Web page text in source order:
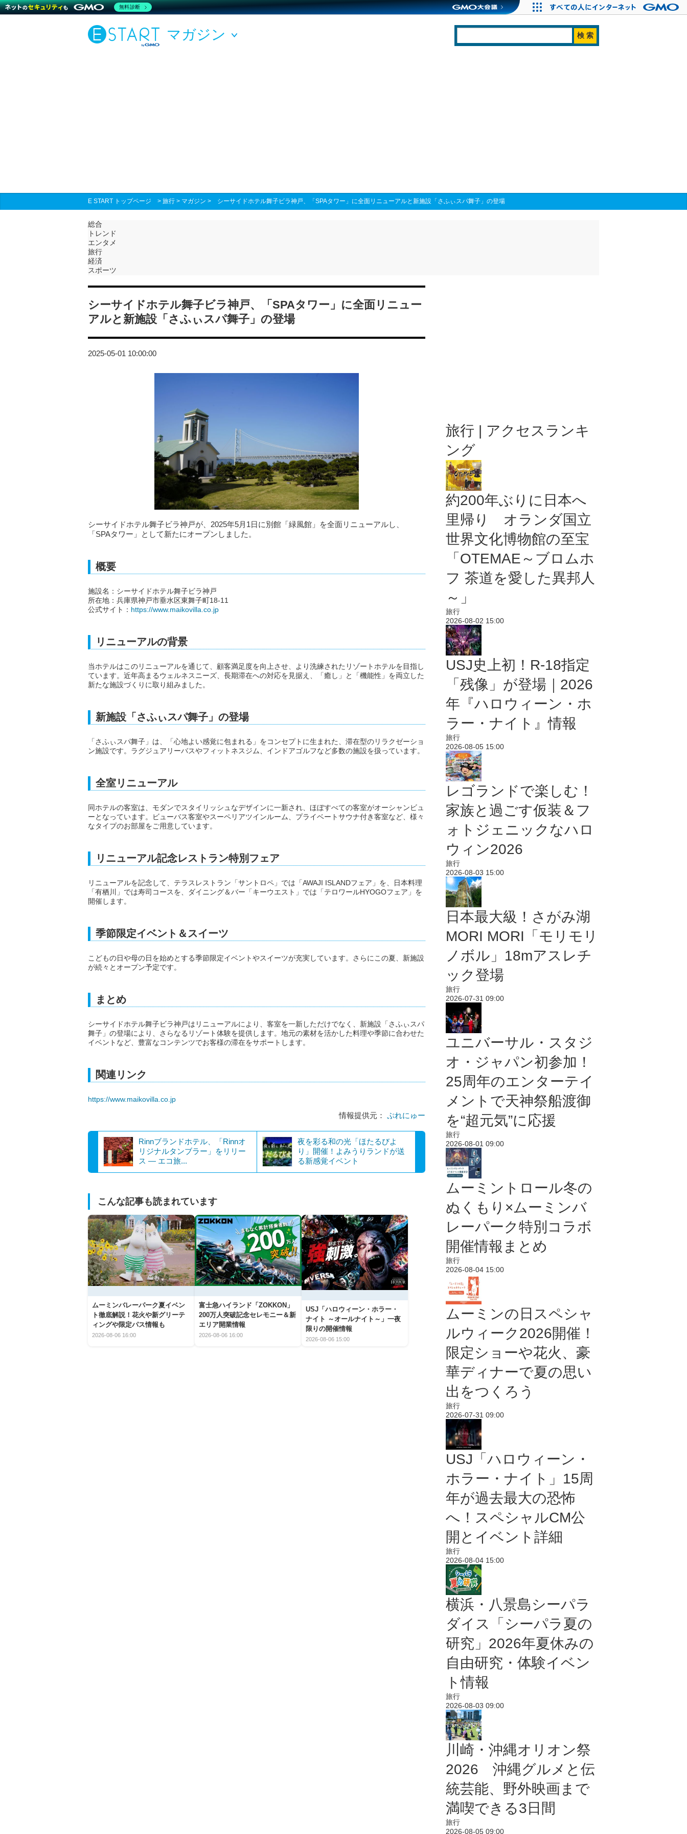
マガジン
E START トップページ > 旅行 > マガジン > シーサイドホテル舞子ビラ神戸、「SPAタワー」に全面リニューアルと新施設「さふぃスパ舞子」の登場
総合
トレンド
エンタメ
旅行
経済
スポーツ
シーサイドホテル舞子ビラ神戸、「SPAタワー」に全面リニュー
アルと新施設「さふぃスパ舞子」の登場
2025-05-01 10:00:00
シーサイドホテル舞子ビラ神戸が、2025年5月1日に別館「緑風館」を全面リニューアルし、
「SPAタワー」として新たにオープンしました。
概要
施設名：シーサイドホテル舞子ビラ神戸
所在地：兵庫県神戸市垂水区東舞子町18-11
公式サイト： https://www.maikovilla.co.jp
リニューアルの背景
当ホテルはこのリニューアルを通じて、顧客満足度を向上させ、より洗練されたリゾートホテルを目指し
ています。近年高まるウェルネスニーズ、長期滞在への対応を見据え、「癒し」と「機能性」を両立した
新たな施設づくりに取り組みました。
新施設「さふぃスパ舞子」の登場
「さふぃスパ舞子」は、「心地よい感覚に包まれる」をコンセプトに生まれた、滞在型のリラクゼーショ
ン施設です。ラグジュアリーバスやフィットネスジム、インドアゴルフなど多数の施設を扱っています。
全室リニューアル
同ホテルの客室は、モダンでスタイリッシュなデザインに一新され、ほぼすべての客室がオーシャンビュ
ーとなっています。ビューバス客室やスーペリアツインルーム、プライベートサウナ付き客室など、様々
なタイプのお部屋をご用意しています。
リニューアル記念レストラン特別フェア
リニューアルを記念して、テラスレストラン「サントロペ」では「AWAJI ISLANDフェア」を、日本料理
「有栖川」では寿司コースを、ダイニング＆バー「キーウエスト」では「テロワールHYOGOフェア」を
開催します。
季節限定イベント＆スイーツ
こどもの日や母の日を始めとする季節限定イベントやスイーツが充実しています。さらにこの夏、新施設
が続々とオープン予定です。
まとめ
シーサイドホテル舞子ビラ神戸はリニューアルにより、客室を一新しただけでなく、新施設「さふぃスパ
舞子」の登場により、さらなるリゾート体験を提供します。地元の素材を活かした料理や季節に合わせた
イベントなど、豊富なコンテンツでお客様の滞在をサポートします。
関連リンク
https://www.maikovilla.co.jp
情報提供元： ぷれにゅー
Rinnブランドホテル、「Rinnオ
リジナルタンブラー」をリリー
ス ― エコ旅...
夜を彩る和の光「ほたるびよ
り」開催！よみうりランドが送
る新感覚イベント
こんな記事も読まれています
ムーミンバレーパーク夏イベン
ト徹底解説！花火や新グリーテ
ィングや限定パス情報も
2026-08-06 16:00
富士急ハイランド「ZOKKON」
200万人突破記念セレモニー＆新
エリア開業情報
2026-08-06 16:00
USJ「ハロウィーン・ホラー・
ナイト ～オールナイト～」一夜
限りの開催情報
2026-08-06 15:00
旅行 | アクセスランキ
ング
約200年ぶりに日本へ
里帰り オランダ国立
世界文化博物館の至宝
「OTEMAE～ブロムホ
フ 茶道を愛した異邦人
～」
旅行
2026-08-02 15:00
USJ史上初！R-18指定
「残像」が登場｜2026
年『ハロウィーン・ホ
ラー・ナイト』情報
旅行
2026-08-05 15:00
レゴランドで楽しむ！
家族と過ごす仮装＆フ
ォトジェニックなハロ
ウィン2026
旅行
2026-08-03 15:00
日本最大級！さがみ湖
MORI MORI「モリモリ
ノボル」18mアスレチ
ック登場
旅行
2026-07-31 09:00
ユニバーサル・スタジ
オ・ジャパン初参加！
25周年のエンターテイ
メントで天神祭船渡御
を“超元気”に応援
旅行
2026-08-01 09:00
ムーミントロール冬の
ぬくもり×ムーミンバ
レーパーク特別コラボ
開催情報まとめ
旅行
2026-08-04 15:00
ムーミンの日スペシャ
ルウィーク2026開催！
限定ショーや花火、豪
華ディナーで夏の思い
出をつくろう
旅行
2026-07-31 09:00
USJ「ハロウィーン・
ホラー・ナイト」15周
年が過去最大の恐怖
へ！スペシャルCM公
開とイベント詳細
旅行
2026-08-04 15:00
横浜・八景島シーパラ
ダイス「シーパラ夏の
研究」2026年夏休みの
自由研究・体験イベン
ト情報
旅行
2026-08-03 09:00
川崎・沖縄オリオン祭
2026 沖縄グルメと伝
統芸能、野外映画まで
満喫できる3日間
旅行
2026-08-05 09:00
無料診断